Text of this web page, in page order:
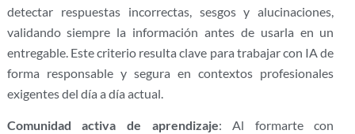
detectar respuestas incorrectas, sesgos y alucinaciones,
validando siempre la información antes de usarla en un
entregable. Este criterio resulta clave para trabajar con IA de
forma responsable y segura en contextos profesionales
exigentes del día a día actual.
Comunidad activa de aprendizaje: Al formarte con